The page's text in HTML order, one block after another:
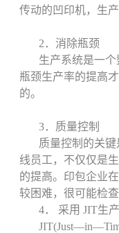
传动的凹印机，生
2．消除瓶颈
生产系统是一
瓶颈生产率的提高
的。
3．质量控制
质量控制的关
线员工，不仅仅是
的提高。印包企业
较困难，很可能检
4． 采用 JIT生产